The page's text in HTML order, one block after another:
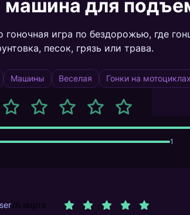
машина для
игра по бездорожью, где
песок, грязь или трава.
Машины Веселая Гонки на мотоциклах
1
26 марта